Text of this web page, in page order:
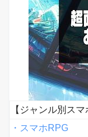
【ジャンル別スマ
・スマホRPG